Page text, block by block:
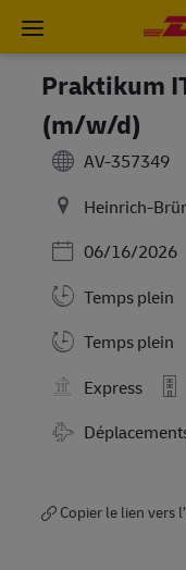
Praktikum
(m/w/d)
AV-357349
Heinrich-
Posted Date
06/16/2026
Temps plein
Working Hours
Temps plein
Express
Travel Required
Copier le lien vers